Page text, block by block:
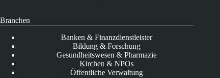
Branchen
Banken & Finanzdienstleister
Bildung & Forschung
Gesundheitswesen & Pharmazie
Kirchen & NPOs
Öffentliche Verwaltung